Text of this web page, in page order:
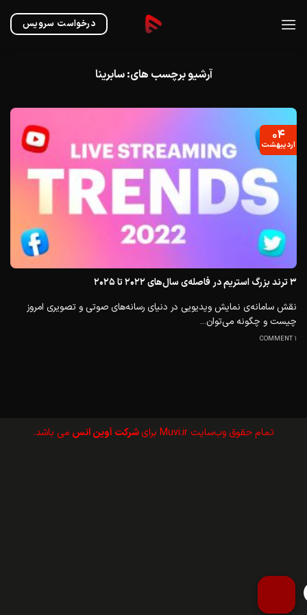
درخواست سرویس
آرشیو برچسب های:سابرینا
۳ ترند بزرگ استریم در فاصله‌ی سال‌های ۲۰۲۲ تا ۲۰۲۵
نقش سامانه‌ی نمایش ویدیویی در دنیای رسانه‌های صوتی و تصویری امروز
چیست و چگونه می‌توان...
1 COMMENT
۰۴
اردیبهشت
تمام حقوق وب‌سايت Muvi.ir برای شرکت آوین انس می باشد.